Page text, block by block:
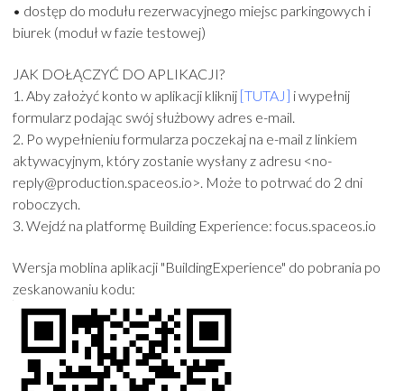
• dostęp do modułu rezerwacyjnego miejsc parkingowych i
biurek (moduł w fazie testowej)
JAK DOŁĄCZYĆ DO APLIKACJI?
1. Aby założyć konto w aplikacji kliknij [TUTAJ] i wypełnij
formularz podając swój służbowy adres e-mail.
2. Po wypełnieniu formularza poczekaj na e-mail z linkiem
aktywacyjnym, który zostanie wysłany z adresu <no-
reply@production.spaceos.io>. Może to potrwać do 2 dni
roboczych.
3. Wejdź na platformę Building Experience: focus.spaceos.io
Wersja moblina aplikacji "BuildingExperience" do pobrania po
zeskanowaniu kodu: